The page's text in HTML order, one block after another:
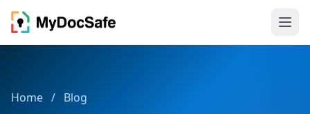
Home / Blog